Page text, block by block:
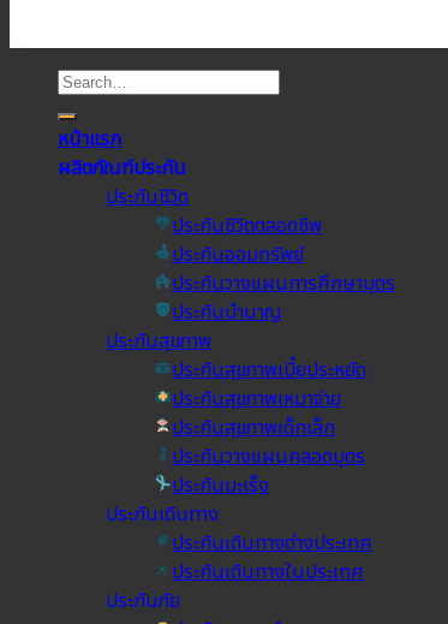
หน้าแรก
ผลิตภัณฑ์ประกัน
ประกันชีวิต
ประกันชีวิตตลอดชีพ
ประกันออมทรัพย์
ประกันวางแผนการศึกษาบุตร
ประกันบำนาญ
ประกันสุขภาพ
ประกันสุขภาพเบี้ยประหยัด
ประกันสุขภาพเหมาจ่าย
ประกันสุขภาพเด็กเล็ก
ประกันวางแผนคลอดบุตร
ประกันมะเร็ง
ประกันเดินทาง
ประกันเดินทางต่างประเทศ
ประกันเดินทางในประเทศ
ประกันภัย